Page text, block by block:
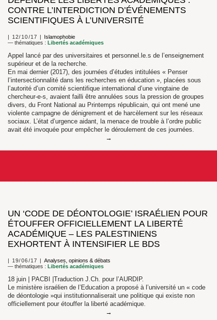
CONTRE L’INTERDICTION D’ÉVÉNEMENTS
SCIENTIFIQUES À L’UNIVERSITÉ
12/10/17
Islamophobie
— thématiques : Libertés académiques
Appel lancé par des universitaires et personnel.le.s de l’enseignement
supérieur et de la recherche.
En mai dernier (2017), des journées d’études intitulées « Penser
l’intersectionnalité dans les recherches en éducation », placées sous
l’autorité d’un comité scientifique international d’une vingtaine de
chercheur-e-s, avaient failli être annulées sous la pression de groupes
divers, du Front National au Printemps républicain, qui ont mené une
violente campagne de dénigrement et de harcèlement sur les réseaux
sociaux. L’état d’urgence aidant, la menace de trouble à l’ordre public
avait été invoquée pour empêcher le déroulement de ces journées.
UN ‘CODE DE DÉONTOLOGIE’ ISRAÉLIEN POUR
ÉTOUFFER OFFICIELLEMENT LA LIBERTÉ
ACADÉMIQUE – LES PALESTINIENS
EXHORTENT À INTENSIFIER LE BDS
19/06/17
Analyses, opinions & débats
— thématiques : Libertés académiques
18 juin | PACBI |Traduction J.Ch. pour l’AURDIP.
Le ministère israélien de l’Education a proposé à l’université un « code
de déontologie »qui institutionnaliserait une politique qui existe non
officiellement pour étouffer la liberté académique.